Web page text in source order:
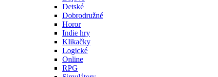
Detské
Dobrodružné
Horor
Indie hry
Klikačky
Logické
Online
RPG